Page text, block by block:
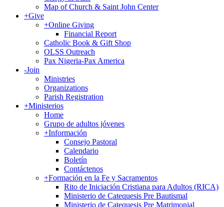
Map of Church & Saint John Center
+Give
+Online Giving
Financial Report
Catholic Book & Gift Shop
OLSS Outreach
Pax Nigeria-Pax America
-Join
Ministries
Organizations
Parish Registration
+Ministerios
Home
Grupo de adultos jóvenes
+Información
Consejo Pastoral
Calendario
Boletín
Contáctenos
+Formación en la Fe y Sacramentos
Rito de Iniciación Cristiana para Adultos (RICA)
Ministerio de Catequesis Pre Bautismal
Ministerio de Catequesis Pre Matrimonial